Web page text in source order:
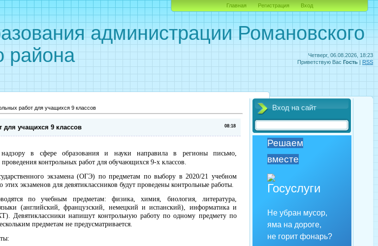
Четверг, 06.08.2026, 18:23
администрации Романовского
района
Приветствую Вас Гость | RSS
Главная Регистрация Вход
работ для учащихся 9 классов
08:18
учащихся 9 классов
в сфере образования и науки направила в регионы письмо,
контрольных работ для обучающихся 9-х классов.
экзамена (ОГЭ) по предметам по выбору в 2020/21 учебном
экзаменов для девятиклассников будут проведены контрольные работы.
по учебным предметам: физика, химия, биология, литература,
(английский, французский, немецкий и испанский), информатика и
Девятиклассники напишут контрольную работу по одному предмету по
предметам не предусматривается.
Вход на сайт
Решаем
вместе
Не убран мусор,
яма на дороге,
не горит фонарь?